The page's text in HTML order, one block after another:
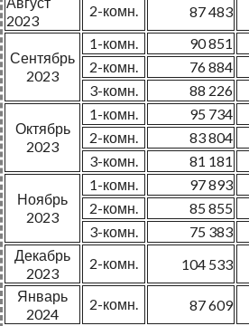
2023
2-комн. 87 483
Сентябрь
2023
1-комн. 90 851
2-комн.
76 884
3-комн.
88 226
Октябрь
2023
1-комн. 95 734
2-комн.
83 804
3-комн.
81 181
Ноябрь
2023
1-комн. 97 893
2-комн.
85 855
3-комн.
75 383
Декабрь
2023
2-комн. 104 533
Январь
2024
2-комн. 87 609